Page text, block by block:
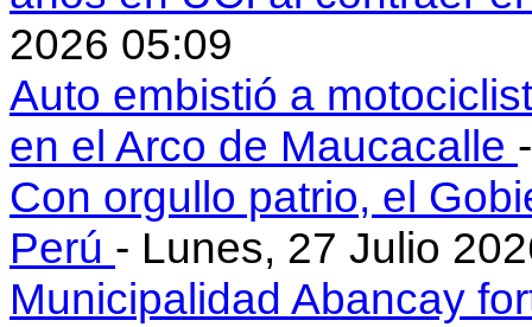
2026 05:09
Auto embistió a
en el Arco de Maucacalle
Con orgullo patrio, el
Perú - Lunes, 27 Julio
Municipalidad Abancay